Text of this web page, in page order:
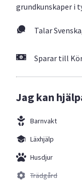
grundkunskaper i
Talar
Sparar till
Jag kan
Barnvakt
Läxhjälp
Husdjur
Trädgård